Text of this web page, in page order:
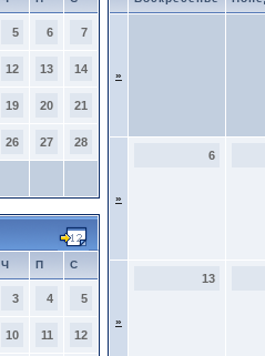
5 6 7
12 13 14
19 20 21
26 27 28
Ч П С
3 4 5
10 11 12
»
»
6
»
13